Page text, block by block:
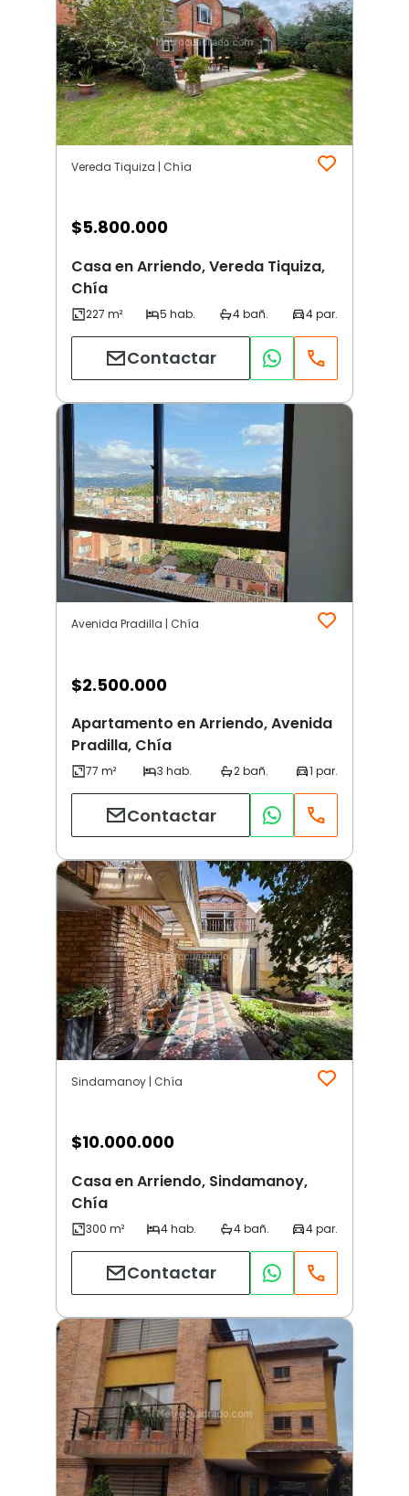
Vereda Tiquiza | Chía
$5.800.000
Casa en Arriendo, Vereda Tiquiza,
Chía
Contactar
Avenida Pradilla | Chía
$2.500.000
Apartamento en Arriendo, Avenida
Pradilla, Chía
Contactar
Sindamanoy | Chía
$10.000.000
Casa en Arriendo, Sindamanoy,
Chía
Contactar